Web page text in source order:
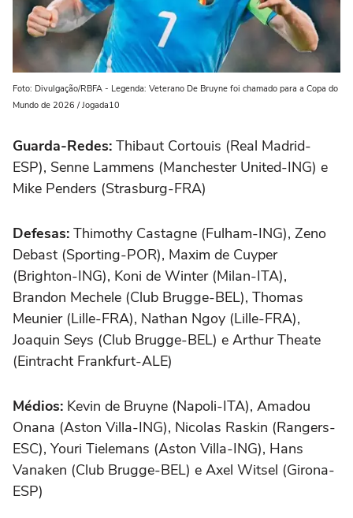
Foto: Divulgação/RBFA - Legenda: Veterano De Bruyne foi chamado para a Copa do
Mundo de 2026 / Jogada10
Guarda-Redes: Thibaut Cortouis (Real Madrid-
ESP), Senne Lammens (Manchester United-ING) e
Mike Penders (Strasburg-FRA)
Defesas: Thimothy Castagne (Fulham-ING), Zeno
Debast (Sporting-POR), Maxim de Cuyper
(Brighton-ING), Koni de Winter (Milan-ITA),
Brandon Mechele (Club Brugge-BEL), Thomas
Meunier (Lille-FRA), Nathan Ngoy (Lille-FRA),
Joaquin Seys (Club Brugge-BEL) e Arthur Theate
(Eintracht Frankfurt-ALE)
Médios: Kevin de Bruyne (Napoli-ITA), Amadou
Onana (Aston Villa-ING), Nicolas Raskin (Rangers-
ESC), Youri Tielemans (Aston Villa-ING), Hans
Vanaken (Club Brugge-BEL) e Axel Witsel (Girona-
ESP)